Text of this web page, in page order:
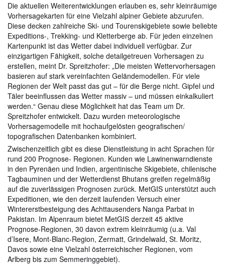
Die aktuellen Weiterentwicklungen erlauben es, sehr kleinräumige
Vorhersagekarten für eine Vielzahl alpiner Gebiete abzurufen.
Diese decken zahlreiche Ski- und Tourenskigebiete sowie beliebte
Expeditions-, Trekking- und Kletterberge ab. Für jeden einzelnen
Kartenpunkt ist das Wetter dabei individuell verfügbar. Zur
einzigartigen Fähigkeit, solche detailgetreuen Vorhersagen zu
erstellen, meint Dr. Spreitzhofer: „Die meisten Wettervorhersagen
basieren auf stark vereinfachten Geländemodellen. Für viele
Regionen der Welt passt das gut – für die Berge nicht. Gipfel und
Täler beeinflussen das Wetter massiv – und müssen einkalkuliert
werden.“ Genau diese Möglichkeit hat das Team um Dr.
Spreitzhofer entwickelt. Dazu wurden meteorologische
Vorhersagemodelle mit hochaufgelösten geografischen/
topografischen Datenbanken kombiniert.
Zwischenzeitlich gibt es diese Dienstleistung in acht Sprachen für
rund 200 Prognose- Regionen. Kunden wie Lawinenwarndienste
in den Pyrenäen und Indien, argentinische Skigebiete, chilenische
Tagbauminen und der Wetterdienst Bhutans greifen regelmäßig
auf die zuverlässigen Prognosen zurück. MetGIS unterstützt auch
Expeditionen, wie den derzeit laufenden Versuch einer
Wintererstbesteigung des Achttausenders Nanga Parbat in
Pakistan. Im Alpenraum bietet MetGIS derzeit 45 aktive
Prognose-Regionen, 30 davon extrem kleinräumig (u.a. Val
d’Isere, Mont-Blanc-Region, Zermatt, Grindelwald, St. Moritz,
Davos sowie eine Vielzahl österreichischer Regionen, vom
Arlberg bis zum Semmeringgebiet).